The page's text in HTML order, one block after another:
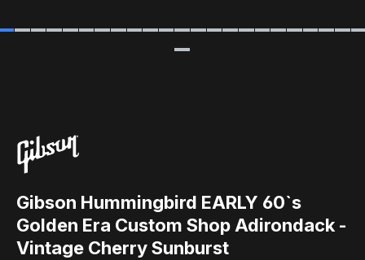
Gibson Hummingbird EARLY 60`s
Golden Era Custom Shop Adirondack -
Vintage Cherry Sunburst